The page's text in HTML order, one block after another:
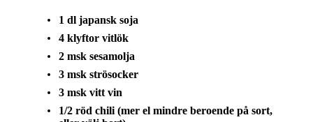
1 dl japansk soja
4 klyftor vitlök
2 msk sesamolja
3 msk strösocker
3 msk vitt vin
1/2 röd chili (mer el mindre beroende på sort,